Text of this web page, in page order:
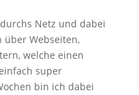
Netz und dabei
über Webseiten,
welche einen
super
bin ich dabei